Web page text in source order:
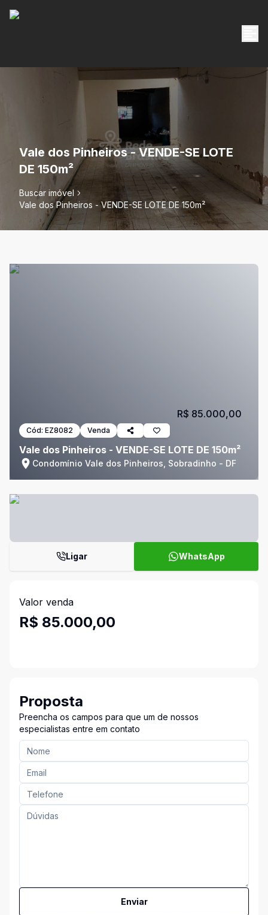
Vale dos Pinheiros - VENDE-SE LOTE
DE 150m²
Buscar imóvel
Vale dos Pinheiros - VENDE-SE LOTE DE 150m²
Cód: EZ8082 Venda
Vale dos Pinheiros - VENDE-SE LOTE DE 150m²
Condomínio Vale dos Pinheiros, Sobradinho - DF
R$ 85.000,00
Ligar WhatsApp
Valor venda
R$ 85.000,00
Proposta
Preencha os campos para que um de nossos
especialistas entre em contato
Enviar